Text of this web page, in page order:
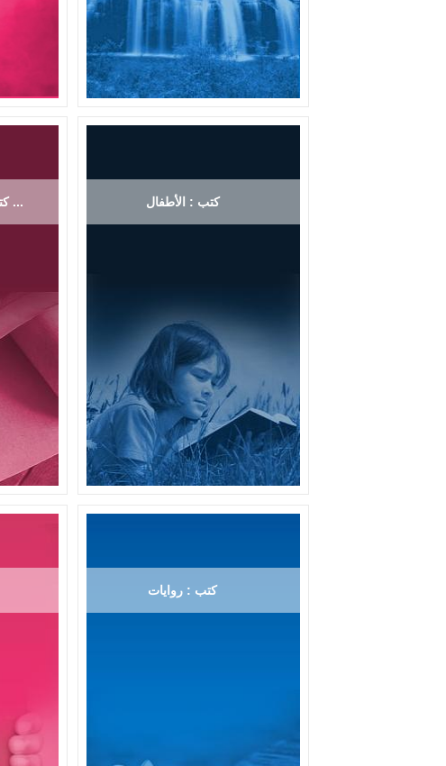
كتب : ثقافة، شعر ، موسيقى ... كتب : الأطفال
كتب : روايات